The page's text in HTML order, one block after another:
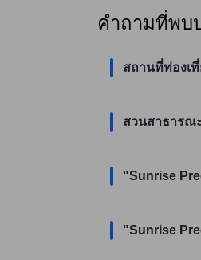
คำถามที่พบ
สถานที่ท่องเ
สวนสาธารณ
"Sunrise
"Sunrise